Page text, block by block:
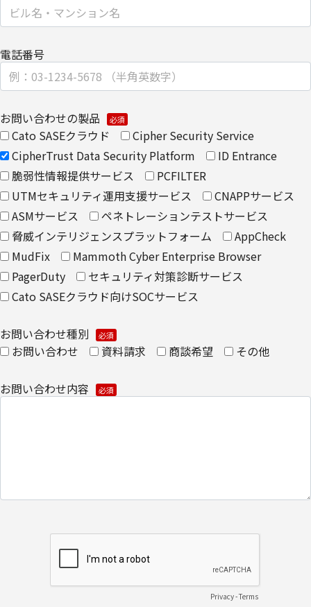
・個人のお客さまのお手続き方法
このページは通信途上における第三者の不正なアクセスに備えて、
SSL（Secure Sockets Layer）による個人情報の暗号化またはこれ
【個人情報保護管理者】
キヤノンITソリューションズ株式会社
企画本部 営業・マーケティング推進部 部長
【お問い合わせ先】
キヤノンITソリューションズ株式会社
企画本部 営業・マーケティング推進部
TEL 03-6701-3440
キヤノンITソリューションズ株式会社の個人情報の取り扱いについ
てをご覧ください。
個人情報の取り扱いについて
電話番号
お問い合わせの製品
Cato SASEクラウド
Cipher Security Service
CipherTrust Data Security Platform
ID Entrance
脆弱性情報提供サービス
PCFILTER
UTMセキュリティ運用支援サービス
CNAPPサービス
ASMサービス
ペネトレーションテストサービス
脅威インテリジェンスプラットフォーム
AppCheck
MudFix
Mammoth Cyber Enterprise Browser
PagerDuty
セキュリティ対策診断サービス
Cato SASEクラウド向けSOCサービス
お問い合わせ種別
お問い合わせ
資料請求 商談希望 その他
お問い合わせ内容
Privacy-Terms